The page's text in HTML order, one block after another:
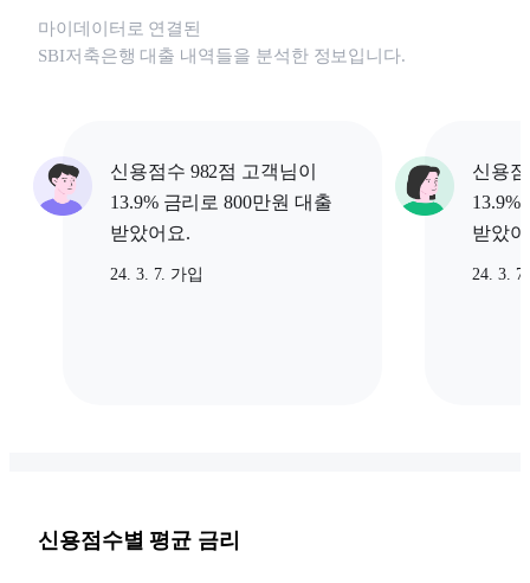
마이데이터로 연결된
SBI저축은행 대출 내역들을 분석한 정보입니다.
신용점수 982점 고객님이
13.9% 금리로 800만원 대출
받았어요.
24. 3. 7. 가입
신용
13.9%
받았
24. 3.
신용점수별 평균 금리